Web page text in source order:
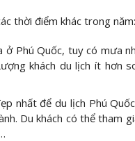
thời điểm khác trong năm:
ở Phú Quốc, tuy có mưa
khách du lịch ít hơn
nhất để du lịch Phú
Du khách có thể tham